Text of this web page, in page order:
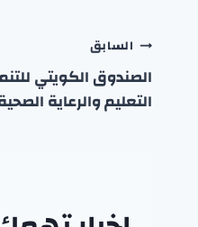
تصفّح
المقالات
السابق
الصندوق الكويتي
التعليم والرعاية